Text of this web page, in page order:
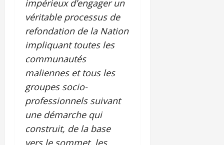
impérieux d’engager un
véritable processus de
refondation de la Nation
impliquant toutes les
communautés
maliennes et tous les
groupes socio-
professionnels suivant
une démarche qui
construit, de la base
vers le sommet, les